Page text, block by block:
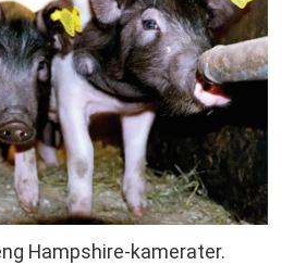
Hampshire-kamerater.